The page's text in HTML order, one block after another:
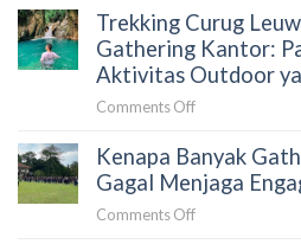
di
Sentul
Team
Building
yang
Menghubungkan
Secara
Alami
Curug
Leuwi
Hejo
Aktivitas
Outdoor
yang
Trekking Curug
Gathering Kantor:
Aktivitas Outdoor
Comments Offon
Curug
Leuwi
Hejo
Kenapa Banyak
Gagal Menjaga
Comments Offon